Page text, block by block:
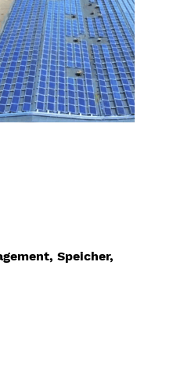
Speicher,